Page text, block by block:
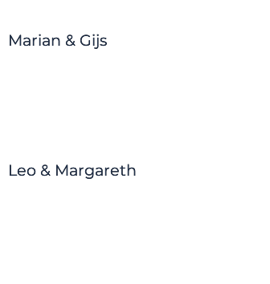
Marian & Gijs
Leo & Margareth